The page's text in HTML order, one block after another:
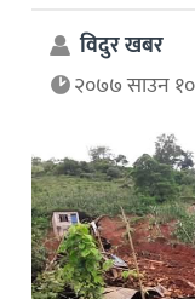
विदुर खबर
२०७७ साउन